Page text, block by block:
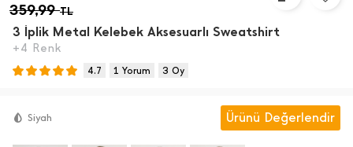
359,99TL
3 İ̇plik Metal Kelebek Aksesuarlı Sweatshirt
+4 Renk
4.7 1 Yorum 3 Oy
Siyah Ürünü Değerlendir